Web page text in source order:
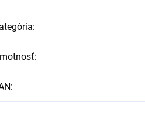
:
:
: